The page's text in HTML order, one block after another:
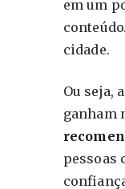
em um
cidade.
Ou seja,
ganham
pessoas